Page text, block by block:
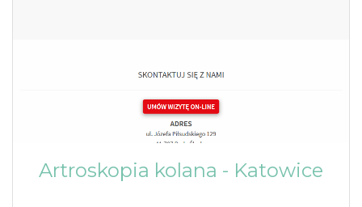
Artroskopia kolana - Katowice